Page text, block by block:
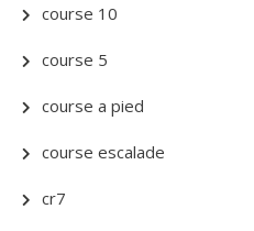
course 10
course 5
course a pied
course escalade
cr7